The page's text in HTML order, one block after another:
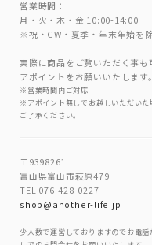
営業時間：
月・火・木・金 10:00-14:00
※祝・GW・夏季・年末年始を
実際に商品をご覧いただく事
アポイントをお願いいたします。
※営業時間内ご対応
※アポイント無しでお越しいただい
ご了承ください。
〒9398261
富山県富山市萩原479
TEL 076-428-0227
shop@another-life.jp
少人数で運営しておりますのでお電